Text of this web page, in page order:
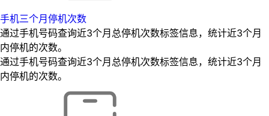
手机三个月停机次数
通过手机号码查询近3个月总停机次数标签信息，统计近3个月
内停机的次数。
通过手机号码查询近3个月总停机次数标签信息，统计近3个月
内停机的次数。